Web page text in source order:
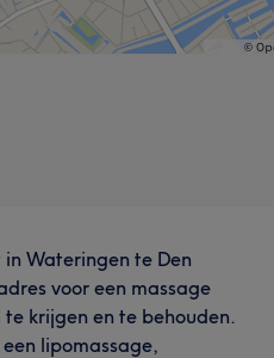
Wateringen te Den
voor een massage
krijgen en te behouden.
lipomassage,